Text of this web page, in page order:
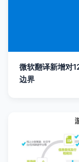
微软翻译新增对
边界